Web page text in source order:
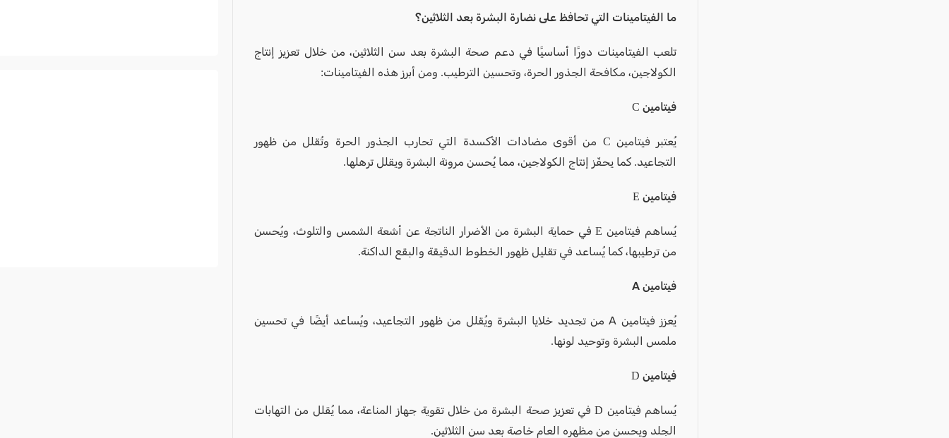
ما الفيتامينات التي تحافظ على نضارة البشرة بعد الثلاثين؟
تلعب الفيتامينات دورًا أساسيًا في دعم صحة البشرة بعد سن الثلاثين، من خلال تعزيز إنتاج
الكولاجين، مكافحة الجذور الحرة، وتحسين الترطيب. ومن أبرز هذه الفيتامينات:
فيتامين C
يُعتبر فيتامين C من أقوى مضادات الأكسدة التي تحارب الجذور الحرة وتُقلل من ظهور
التجاعيد. كما يحفّز إنتاج الكولاجين، مما يُحسن مرونة البشرة ويقلل ترهلها.
فيتامين E
يُساهم فيتامين E في حماية البشرة من الأضرار الناتجة عن أشعة الشمس والتلوث، ويُحسن
من ترطيبها، كما يُساعد في تقليل ظهور الخطوط الدقيقة والبقع الداكنة.
فيتامين A
يُعزز فيتامين A من تجديد خلايا البشرة ويُقلل من ظهور التجاعيد، ويُساعد أيضًا في تحسين
ملمس البشرة وتوحيد لونها.
فيتامين D
يُساهم فيتامين D في تعزيز صحة البشرة من خلال تقوية جهاز المناعة، مما يُقلل من التهابات
الجلد ويحسن من مظهره العام خاصة بعد سن الثلاثين.